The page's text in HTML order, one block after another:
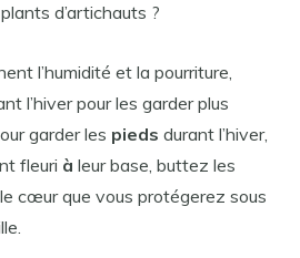
d’artichauts ?
l’humidité et la pourriture,
l’hiver pour les garder plus
garder les pieds durant l’hiver,
fleuri à leur base, buttez les
cœur que vous protégerez sous